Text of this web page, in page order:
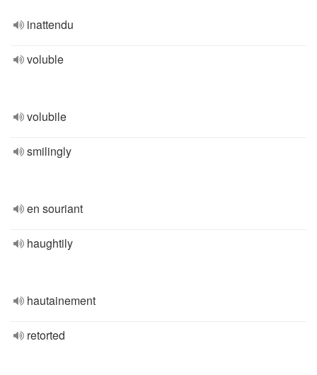
inattendu
voluble
volubile
smilingly
en souriant
haughtily
hautainement
retorted